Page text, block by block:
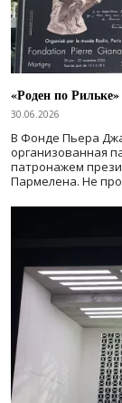
«Роден по Рильке»
30.06.2026
В Фонде Пьера
организованная
патронажем
Пармелена. Не